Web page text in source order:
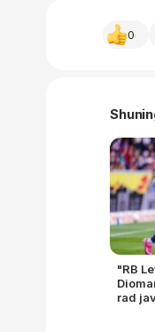
0
"RB
rad